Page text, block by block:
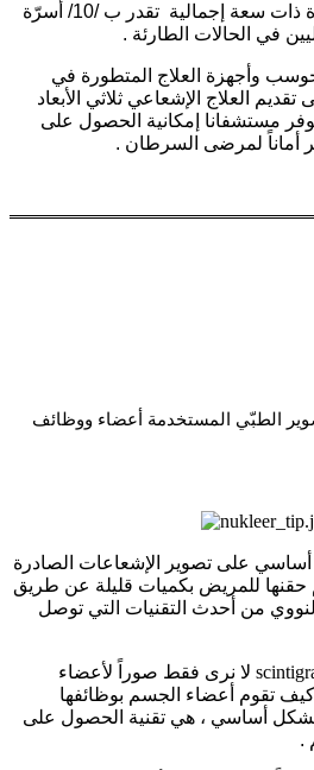
فإن القسم مجهز أيضاً بوحدة ذات سعة إجمالية تقدر ب /10/ أسرّة
في الحالات الطارئة .
وأجهزة العلاج المتطورة في
العلاج الإشعاعي ثلاثي الأبعاد
توفر مستشفانا إمكانية الحصول على
أماناً لمرضى السرطان .
الطبّي المستخدمة أعضاء ووظائف
على تصوير الإشعاعات الصادرة
حقنها للمريض بكميات قليلة عن طريق
من أحدث التقنيات التي توصل
لا نرى فقط صوراً لأعضاء
كيف تقوم أعضاء الجسم بوظائفها
بشكل أساسي ، هي تقنية الحصول على
.